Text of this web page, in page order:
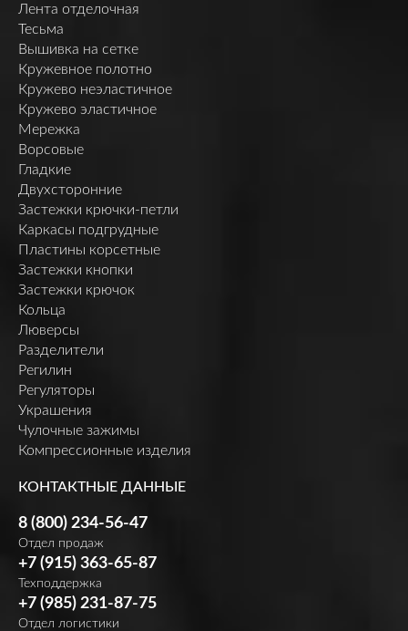
Лента отделочная
Тесьма
Вышивка на сетке
Кружевное полотно
Кружево неэластичное
Кружево эластичное
Мережка
Ворсовые
Гладкие
Двухсторонние
Застежки крючки-петли
Каркасы подгрудные
Пластины корсетные
Застежки кнопки
Застежки крючок
Кольца
Люверсы
Разделители
Регилин
Регуляторы
Украшения
Чулочные зажимы
Компрессионные изделия
КОНТАКТНЫЕ ДАННЫЕ
8 (800) 234-56-47
Отдел продаж
+7 (915) 363-65-87
Техподдержка
+7 (985) 231-87-75
Отдел логистики